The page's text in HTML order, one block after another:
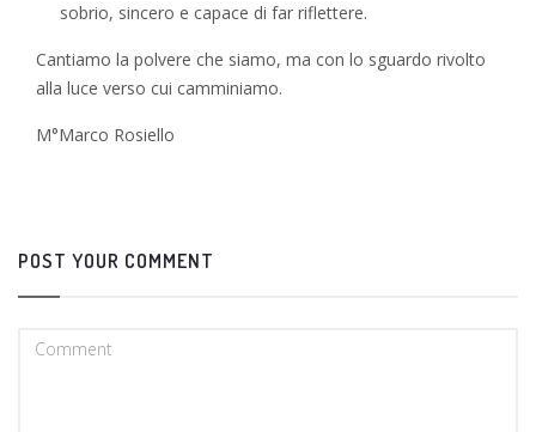
sobrio, sincero e capace di far riflettere.
Cantiamo la polvere che siamo, ma con lo sguardo rivolto
alla luce verso cui camminiamo.
M°Marco Rosiello
POST YOUR COMMENT